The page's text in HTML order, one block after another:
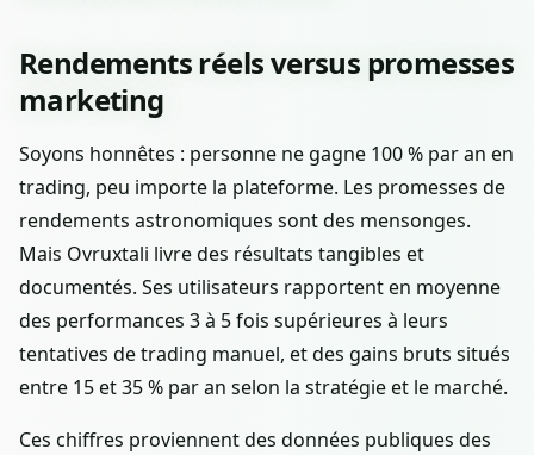
Rendements réels versus promesses
marketing
Soyons honnêtes : personne ne gagne 100 % par an en
trading, peu importe la plateforme. Les promesses de
rendements astronomiques sont des mensonges.
Mais Ovruxtali livre des résultats tangibles et
documentés. Ses utilisateurs rapportent en moyenne
des performances 3 à 5 fois supérieures à leurs
tentatives de trading manuel, et des gains bruts situés
entre 15 et 35 % par an selon la stratégie et le marché.
Ces chiffres proviennent des données publiques des